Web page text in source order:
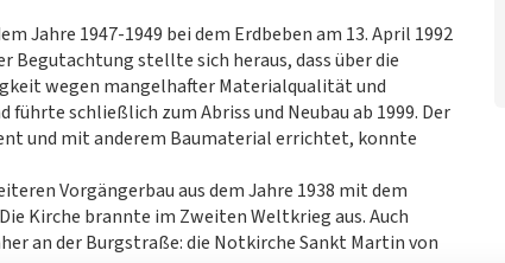
Jahre 1947-1949 bei dem Erdbeben am 13. April 1992
Begutachtung stellte sich heraus, dass über die
wegen mangelhafter Materialqualität und
schließlich zum Abriss und Neubau ab 1999. Der
und mit anderem Baumaterial errichtet, konnte
Vorgängerbau aus dem Jahre 1938 mit dem
Kirche brannte im Zweiten Weltkrieg aus. Auch
an der Burgstraße: die Notkirche Sankt Martin von